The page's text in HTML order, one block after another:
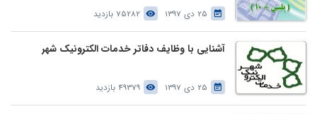
25 دی 1397 75282 بازدید
آشنایی با وظایف دفاتر خدمات الکترونیک شهر
25 دی 1397 49379 بازدید